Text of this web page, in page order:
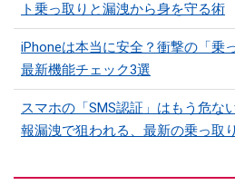
ト乗っ取りと漏洩から身を守る術
iPhoneは本当に安全？衝撃の「乗
最新機能チェック3選
スマホの「SMS認証」はもう危な
報漏洩で狙われる、最新の乗っ取